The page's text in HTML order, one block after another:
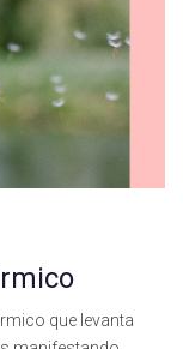
que levanta